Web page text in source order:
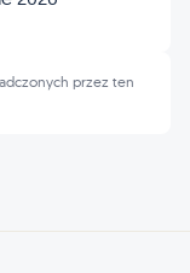
przez ten